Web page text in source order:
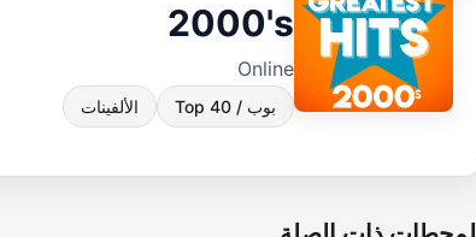
2000's
Online
بوب / Top 40 الألفينات